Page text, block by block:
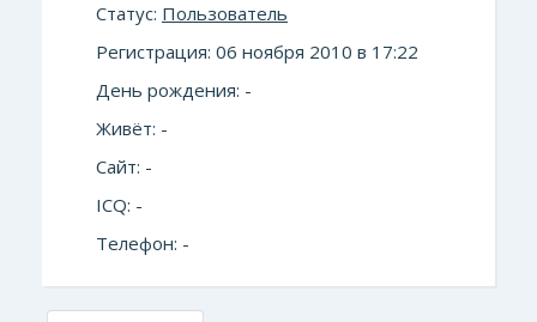
Статус: Пользователь
Регистрация: 06 ноября 2010 в 17:22
День рождения: -
Живёт: -
Сайт: -
ICQ: -
Телефон: -